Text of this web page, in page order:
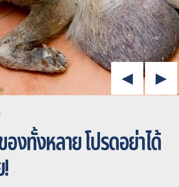
องทั้งหลาย โปรดอย่าได้
!